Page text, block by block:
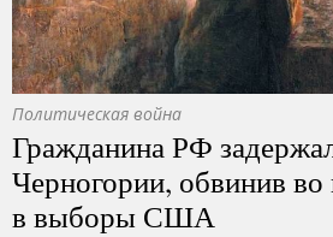
Политическая война
Гражданина РФ
Черногории, обвинив во
в выборы США